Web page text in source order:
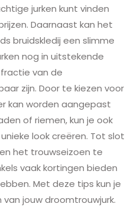
jurken kunt vinden
Daarnaast kan het
bruidskledij een slimme
nog in uitstekende
van de
zijn. Door te kiezen voor
kan worden aangepast
of riemen, kun je ook
look creëren. Tot slot
het trouwseizoen te
vaak kortingen bieden
Met deze tips kun je
jouw droomtrouwjurk.